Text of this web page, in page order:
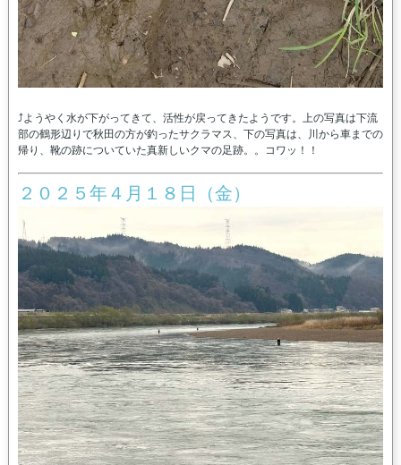
⤴ようやく水が下がってきて、活性が戻ってきたようです。上の写真は下流
部の鶴形辺りで秋田の方が釣ったサクラマス、下の写真は、川から車までの
帰り、靴の跡についていた真新しいクマの足跡。。コワッ！！
２０２５年４月１８日（金）